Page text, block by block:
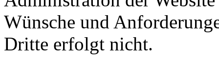
Wünsche und
Dritte erfolgt nicht.